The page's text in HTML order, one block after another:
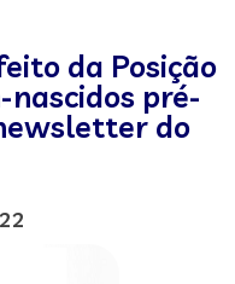
da Posição
pré-
do